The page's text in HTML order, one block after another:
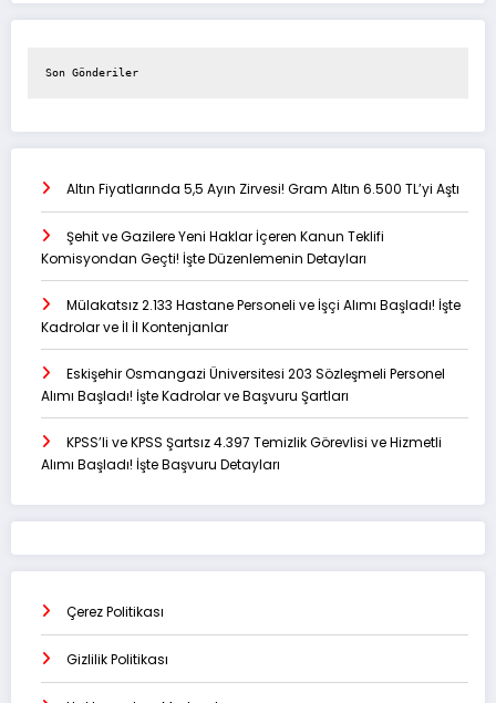
Son Gönderiler
Altın Fiyatlarında 5,5 Ayın Zirvesi! Gram Altın 6.500 TL’yi Aştı
Şehit ve Gazilere Yeni Haklar İçeren Kanun Teklifi
Komisyondan Geçti! İşte Düzenlemenin Detayları
Mülakatsız 2.133 Hastane Personeli ve İşçi Alımı Başladı! İşte
Kadrolar ve İl İl Kontenjanlar
Eskişehir Osmangazi Üniversitesi 203 Sözleşmeli Personel
Alımı Başladı! İşte Kadrolar ve Başvuru Şartları
KPSS’li ve KPSS Şartsız 4.397 Temizlik Görevlisi ve Hizmetli
Alımı Başladı! İşte Başvuru Detayları
Çerez Politikası
Gizlilik Politikası